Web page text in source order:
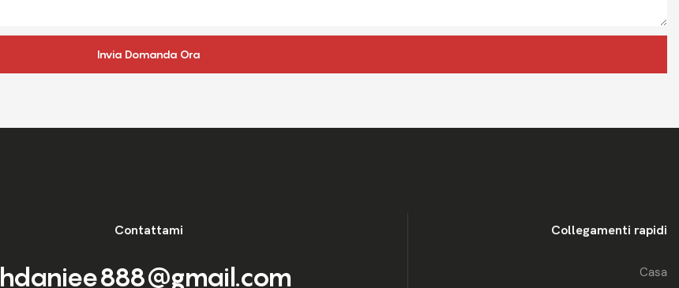
Invia Domanda Ora
Contattami
hdaniee888@gmail.com
Collegamenti rapidi
Casa